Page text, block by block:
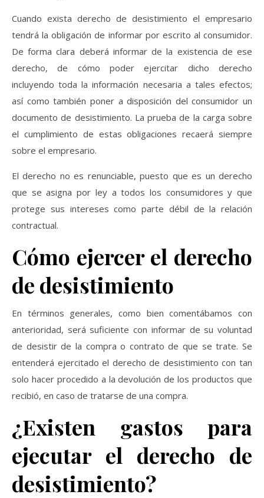
Cuando exista derecho de desistimiento el empresario
tendrá la obligación de informar por escrito al consumidor.
De forma clara deberá informar de la existencia de ese
derecho, de cómo poder ejercitar dicho derecho
incluyendo toda la información necesaria a tales efectos;
así como también poner a disposición del consumidor un
documento de desistimiento. La prueba de la carga sobre
el cumplimiento de estas obligaciones recaerá siempre
sobre el empresario.
El derecho no es renunciable, puesto que es un derecho
que se asigna por ley a todos los consumidores y que
protege sus intereses como parte débil de la relación
contractual.
Cómo ejercer el derecho
de desistimiento
En términos generales, como bien comentábamos con
anterioridad, será suficiente con informar de su voluntad
de desistir de la compra o contrato de que se trate. Se
entenderá ejercitado el derecho de desistimiento con tan
solo hacer procedido a la devolución de los productos que
recibió, en caso de tratarse de una compra.
¿Existen gastos para
ejecutar el derecho de
desistimiento?